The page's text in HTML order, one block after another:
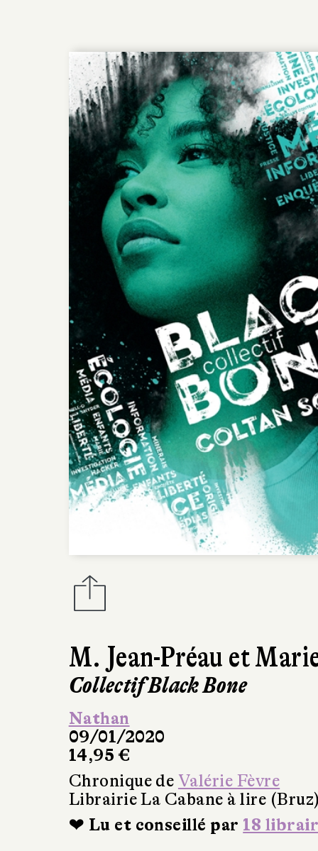
M. Jean-Préau et
Collectif Black Bone
Nathan
09/01/2020
14,95 €
Chronique de Valérie Fèvre
Librairie La Cabane à lire
❤ Lu et conseillé par 18